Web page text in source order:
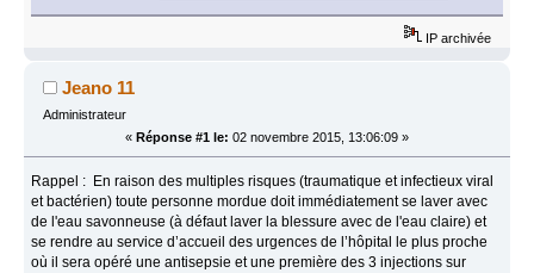
IP archivée
Jeano 11
Administrateur
« Réponse #1 le: 02 novembre 2015, 13:06:09 »
Rappel : En raison des multiples risques (traumatique et infectieux viral
et bactérien) toute personne mordue doit immédiatement se laver avec
de l'eau savonneuse (à défaut laver la blessure avec de l'eau claire) et
se rendre au service d’accueil des urgences de l’hôpital le plus proche
où il sera opéré une antisepsie et une première des 3 injections sur